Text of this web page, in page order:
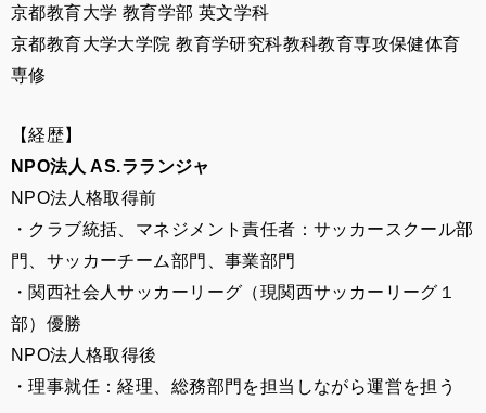
京都教育大学 教育学部 英文学科
京都教育大学大学院 教育学研究科教科教育専攻保健体育
専修
【経歴】
NPO法人 AS.ラランジャ
NPO法人格取得前
・クラブ統括、マネジメント責任者：サッカースクール部
門、サッカーチーム部門、事業部門
・関西社会人サッカーリーグ（現関西サッカーリーグ１
部）優勝
NPO法人格取得後
・理事就任：経理、総務部門を担当しながら運営を担う